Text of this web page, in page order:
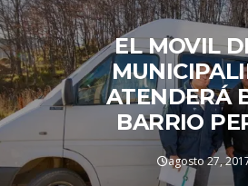
EL MOVIL
ATENDERÁ
BARRIO
agosto 27,